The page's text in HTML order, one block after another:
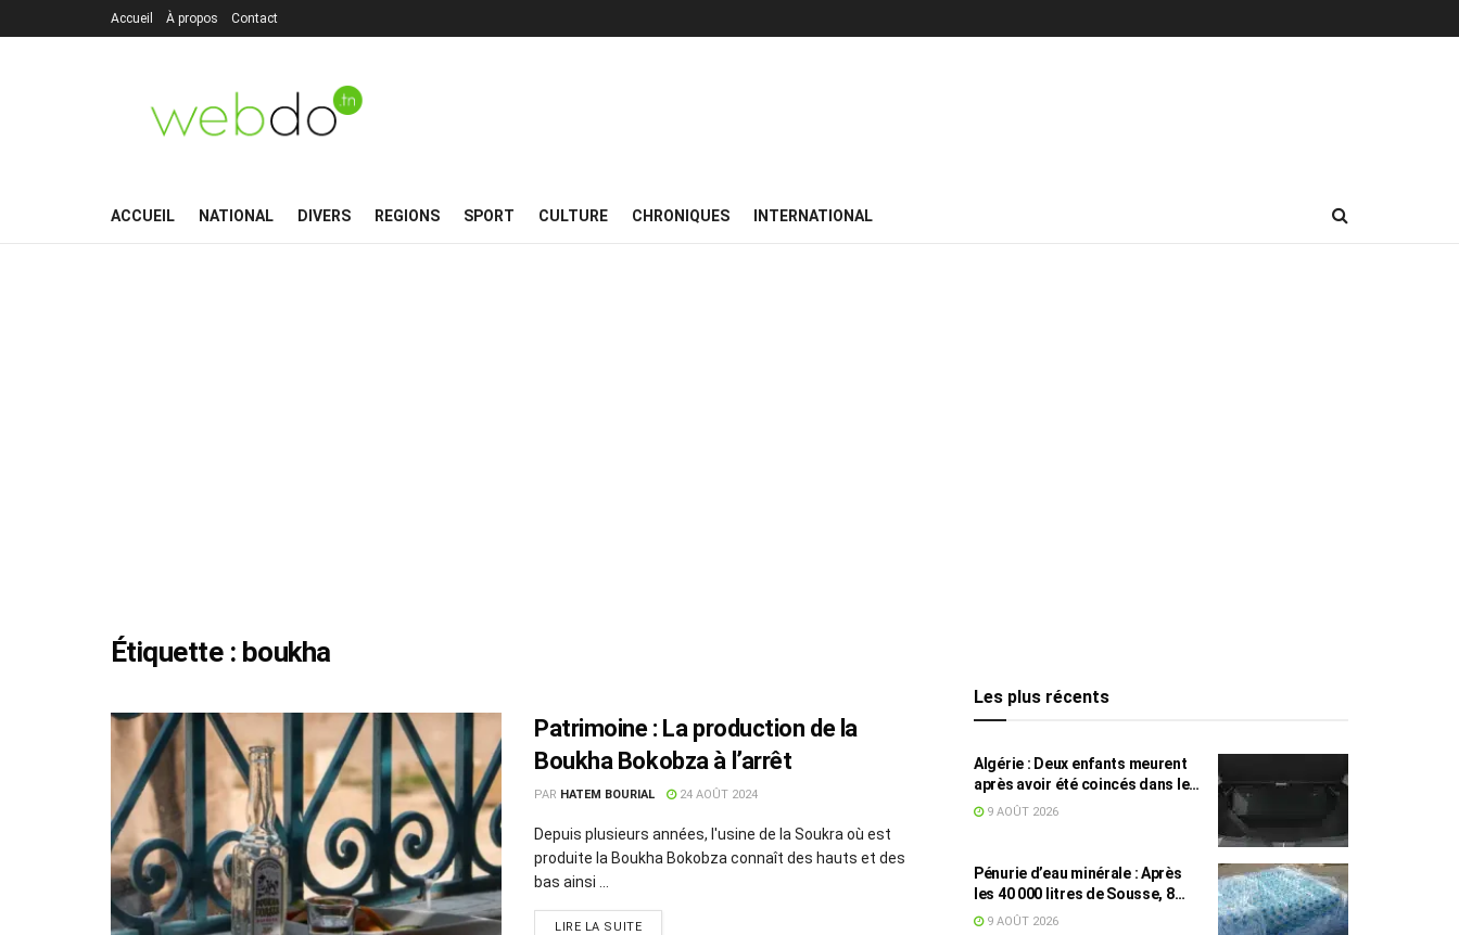
Accueil À propos Contact
ACCUEIL NATIONAL DIVERS REGIONS SPORT CULTURE CHRONIQUES INTERNATIONAL
Étiquette : boukha
Patrimoine : La production de la
Boukha Bokobza à l’arrêt
PAR HATEM BOURIAL 24 AOÛT 2024
Depuis plusieurs années, l'usine de la Soukra où est
produite la Boukha Bokobza connaît des hauts et des
bas ainsi ...
LIRE LA SUITE
Les plus récents
Algérie : Deux enfants meurent
après avoir été coincés dans le
coffre d’une voiture
9 AOÛT 2026
Pénurie d’eau minérale : Après
les 40 000 litres de Sousse, 8
832 bouteilles saisies à Nabeul
9 AOÛT 2026